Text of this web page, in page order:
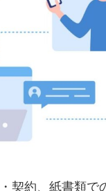
契約、紙書類